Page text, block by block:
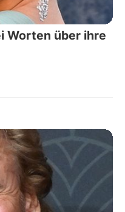
Worten über ihre